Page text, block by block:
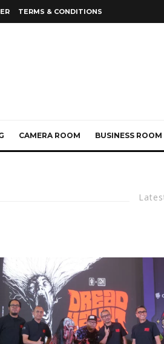
TERMS & CONDITIONS
CAMERA ROOM BUSINESS ROOM